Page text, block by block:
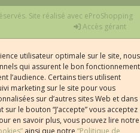
Site réalisé avec eProShopping
Accès gérant
utilisateur optimale sur le site, nous
qui assurent le bon fonctionnement
l’audience. Certains tiers utilisent
marketing sur le site pour vous
sur d’autres sites Web et dans
le bouton “J’accepte” vous acceptez
en savoir plus, vous pouvez lire notre
ainsi que notre “Politique de